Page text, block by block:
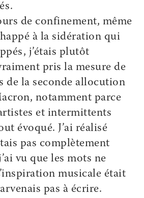
de confinement, même
à la sidération qui
j’étais plutôt
pris la mesure de
de la seconde allocution
notamment parce
et intermittents
évoqué. J’ai réalisé
pas complètement
vu que les mots ne
musicale était
pas à écrire.